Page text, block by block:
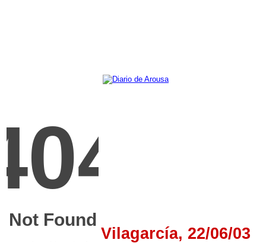
Vilagarcía, 22/06/03